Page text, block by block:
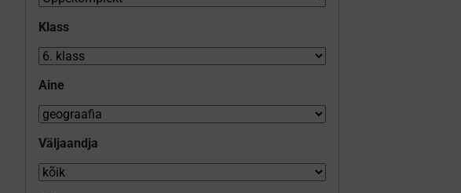
Klass
Aine
Väljaandja